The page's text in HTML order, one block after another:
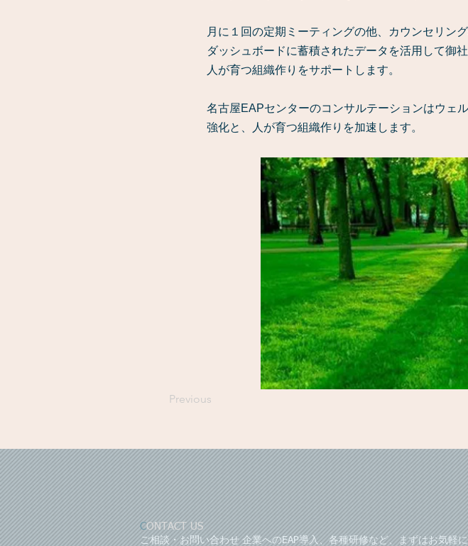
月に１回の定期ミーティングの他、カウンセリン
ダッシュボードに蓄積されたデータを活用して御
人が育つ組織作りをサポートします。
名古屋EAPセンターのコンサルテーションはウェ
強化と、人が育つ組織作りを加速します。
Previous
CONTACT US
ご相談・お問い合わせ 企業へのEAP導入、各種研修など、まずはお気軽